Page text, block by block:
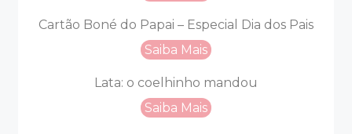
Cartão Boné do Papai – Especial Dia dos Pais
Saiba Mais
Lata: o coelhinho mandou
Saiba Mais